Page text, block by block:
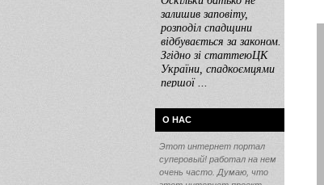
О НАС
Этот интернет портал
суперовый! работал на нем
очень часто. Думаю, что